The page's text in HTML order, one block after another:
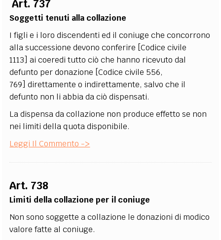
EXTRA
SOCIAL MEDIA
Art. 737
Soggetti tenuti alla collazione
I figli e i loro discendenti ed il coniuge che concorrono
alla successione devono conferire [Codice civile
1113] ai coeredi tutto ciò che hanno ricevuto dal
defunto per donazione [Codice civile 556,
769] direttamente o indirettamente, salvo che il
defunto non li abbia da ciò dispensati.
La dispensa da collazione non produce effetto se non
nei limiti della quota disponibile.
Leggi Il Commento ->
Art. 738
Limiti della collazione per il coniuge
Non sono soggette a collazione le donazioni di modico
valore fatte al coniuge.